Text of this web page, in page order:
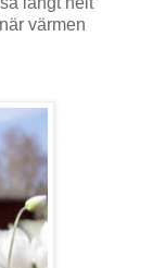
värmen